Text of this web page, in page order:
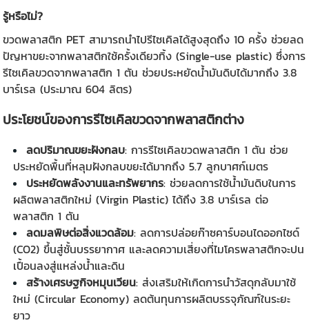
รู้หรือไม่?
ขวดพลาสติก PET สามารถนำไปรีไซเคิลได้สูงสุดถึง 10 ครั้ง ช่วยลด
ปัญหาขยะจากพลาสติกใช้ครั้งเดียวทิ้ง (Single-use plastic) ซึ่งการ
รีไซเคิลขวดจากพลาสติก 1 ตัน ช่วยประหยัดน้ำมันดิบได้มากถึง 3.8
บาร์เรล (ประมาณ 604 ลิตร)
ประโยชน์ของการรีไซเคิลขวดจากพลาสติกต่าง
ลดปริมาณขยะฝังกลบ: การรีไซเคิลขวดพลาสติก 1 ตัน ช่วย
ประหยัดพื้นที่หลุมฝังกลบขยะได้มากถึง 5.7 ลูกบาศก์เมตร
ประหยัดพลังงานและทรัพยากร: ช่วยลดการใช้น้ำมันดิบในการ
ผลิตพลาสติกใหม่ (Virgin Plastic) ได้ถึง 3.8 บาร์เรล ต่อ
พลาสติก 1 ตัน
ลดมลพิษต่อสิ่งแวดล้อม: ลดการปล่อยก๊าซคาร์บอนไดออกไซด์
(CO2) ขึ้นสู่ชั้นบรรยากาศ และลดความเสี่ยงที่ไมโครพลาสติกจะปน
เปื้อนลงสู่แหล่งน้ำและดิน
สร้างเศรษฐกิจหมุนเวียน: ส่งเสริมให้เกิดการนำวัสดุกลับมาใช้
ใหม่ (Circular Economy) ลดต้นทุนการผลิตบรรจุภัณฑ์ในระยะ
ยาว